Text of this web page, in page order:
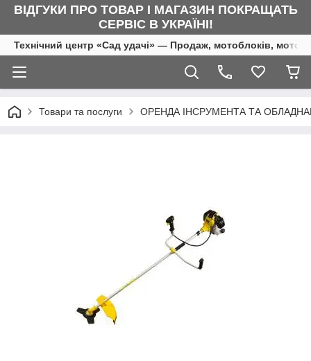
ВІДГУКИ ПРО ТОВАР І МАГАЗИН ПОКРАЩАТЬ
СЕРВІС В УКРАЇНІ!
Технічний центр «Сад удачі» — Продаж, мотоблоків,
Товари та послуги ОРЕНДА ІНСРУМЕНТА ТА